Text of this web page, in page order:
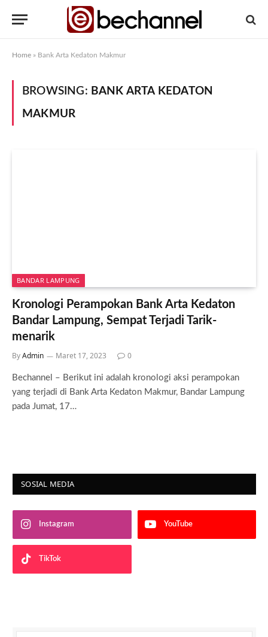
Home » Bank Arta Kedaton Makmur
BROWSING: BANK ARTA KEDATON
MAKMUR
BANDAR LAMPUNG
Kronologi Perampokan Bank Arta Kedaton
Bandar Lampung, Sempat Terjadi Tarik-
menarik
ByAdmin Maret 17, 2023 0
Bechannel – Berikut ini adalah kronologi aksi perampokan
yang terjadi di Bank Arta Kedaton Makmur, Bandar Lampung
pada Jumat, 17…
SOSIAL MEDIA
Instagram YouTube
TikTok